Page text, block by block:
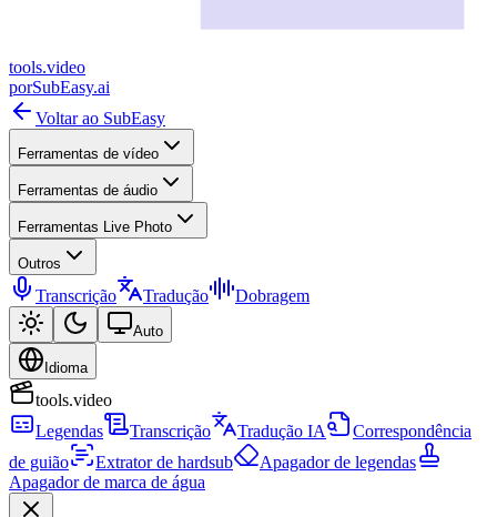
tools.video
porSubEasy.ai
Voltar ao SubEasy
Ferramentas de vídeo
Ferramentas de áudio
Ferramentas Live Photo
Outros
Transcrição Tradução Dobragem
Auto
Idioma
tools.video
Legendas
Transcrição Tradução IA
Correspondência
de guião
Extrator de hardsub
Apagador de legendas
Apagador de marca de água